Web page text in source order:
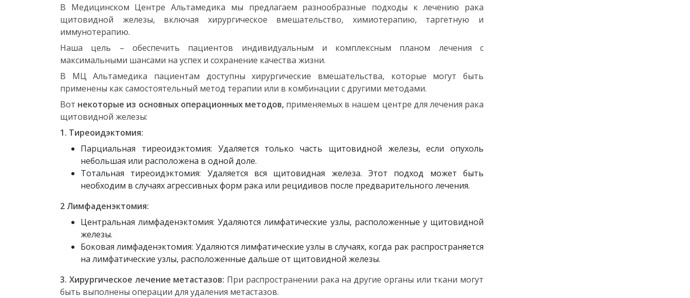
В Медицинском Центре Альтамедика мы предлагаем разнообразные подходы к лечению рака
щитовидной железы, включая хирургическое вмешательство, химиотерапию, таргетную и
иммунотерапию.
Наша цель – обеспечить пациентов индивидуальным и комплексным планом лечения с
максимальными шансами на успех и сохранение качества жизни.
В МЦ Альтамедика пациентам доступны хирургические вмешательства, которые могут быть
применены как самостоятельный метод терапии или в комбинации с другими методами.
Вот некоторые из основных операционных методов,применяемых в нашем центре для лечения рака
щитовидной железы:
1. Тиреоидэктомия:
Парциальная тиреоидэктомия: Удаляется только часть щитовидной железы, если опухоль
небольшая или расположена в одной доле.
Тотальная тиреоидэктомия: Удаляется вся щитовидная железа. Этот подход может быть
необходим в случаях агрессивных форм рака или рецидивов после предварительного лечения.
2 Лимфаденэктомия:
Центральная лимфаденэктомия: Удаляются лимфатические узлы, расположенные у щитовидной
железы.
Боковая лимфаденэктомия: Удаляются лимфатические узлы в случаях, когда рак распространяется
на лимфатические узлы, расположенные дальше от щитовидной железы.
3. Хирургическое лечение метастазов: При распространении рака на другие органы или ткани могут
быть выполнены операции для удаления метастазов.